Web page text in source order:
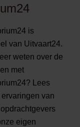
is
van Uitvaart24.
weten over de
met
Lees
van
eigen